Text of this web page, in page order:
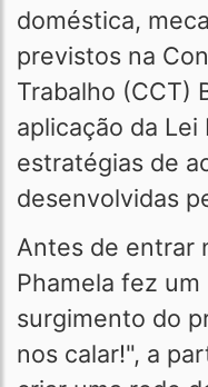
doméstica,
previstos na
Trabalho (CCT)
aplicação da Lei
estratégias de
desenvolvidas
Antes de entrar
Phamela fez
surgimento do
nos calar!", a